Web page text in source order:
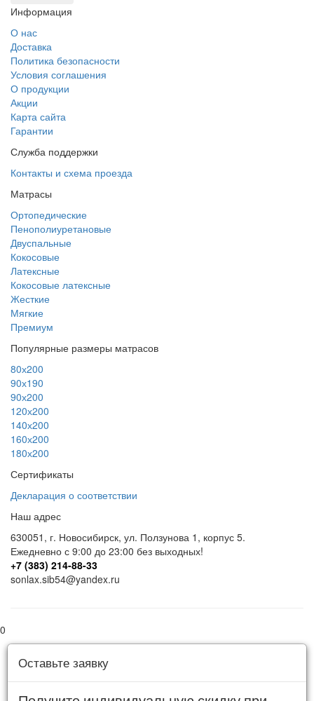
Информация
О нас
Доставка
Политика безопасности
Условия соглашения
О продукции
Акции
Карта сайта
Гарантии
Служба поддержки
Контакты и схема проезда
Матрасы
Ортопедические
Пенополиуретановые
Двуспальные
Кокосовые
Латексные
Кокосовые латексные
Жесткие
Мягкие
Премиум
Популярные размеры матрасов
80х200
90х190
90х200
120х200
140х200
160х200
180х200
Сертификаты
Декларация о соответствии
Наш адрес
630051 , г. Новосибирск, ул. Ползунова 1 , корпус 5.
Ежедневно с 9:00 до 23:00 без выходных!
+7 (383) 214-88-33
sonlax.sib54@yandex.ru
0
Оставьте заявку